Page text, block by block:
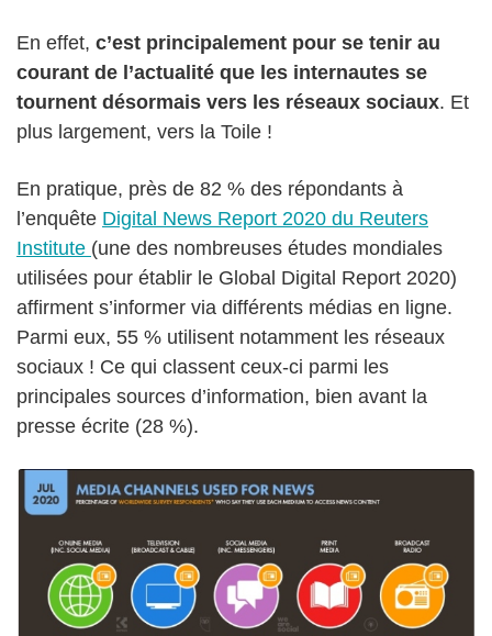
En effet, c’est principalement pour se tenir au
courant de l’actualité que les internautes se
tournent désormais vers les réseaux sociaux. Et
plus largement, vers la Toile !
En pratique, près de 82 % des répondants à
l’enquête Digital News Report 2020 du Reuters
Institute (une des nombreuses études mondiales
utilisées pour établir le Global Digital Report 2020)
affirment s’informer via différents médias en ligne.
Parmi eux, 55 % utilisent notamment les réseaux
sociaux ! Ce qui classent ceux-ci parmi les
principales sources d’information, bien avant la
presse écrite (28 %).